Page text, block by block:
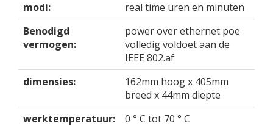
modi:
real time uren en minuten
Benodigd
vermogen:
power over ethernet poe
volledig voldoet aan de
IEEE 802.af
dimensies:
162mm hoog x 405mm
breed x 44mm diepte
werktemperatuur:
0 ° C tot 70 ° C